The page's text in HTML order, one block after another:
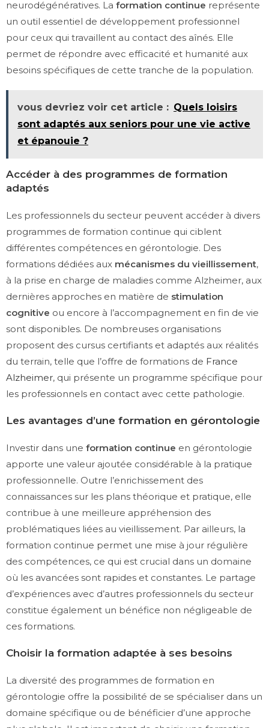
neurodégénératives. La formation continue représente
un outil essentiel de développement professionnel
pour ceux qui travaillent au contact des aînés. Elle
permet de répondre avec efficacité et humanité aux
besoins spécifiques de cette tranche de la population.
vous devriez voir cet article : Quels loisirs
sont adaptés aux seniors pour une vie active
et épanouie ?
Accéder à des programmes de formation
adaptés
Les professionnels du secteur peuvent accéder à divers
programmes de formation continue qui ciblent
différentes compétences en gérontologie. Des
formations dédiées aux mécanismes du vieillissement,
à la prise en charge de maladies comme Alzheimer, aux
dernières approches en matière de stimulation
cognitive ou encore à l’accompagnement en fin de vie
sont disponibles. De nombreuses organisations
proposent des cursus certifiants et adaptés aux réalités
du terrain, telle que l’offre de formations de France
Alzheimer, qui présente un programme spécifique pour
les professionnels en contact avec cette pathologie.
Les avantages d’une formation en gérontologie
Investir dans une formation continue en gérontologie
apporte une valeur ajoutée considérable à la pratique
professionnelle. Outre l’enrichissement des
connaissances sur les plans théorique et pratique, elle
contribue à une meilleure appréhension des
problématiques liées au vieillissement. Par ailleurs, la
formation continue permet une mise à jour régulière
des compétences, ce qui est crucial dans un domaine
où les avancées sont rapides et constantes. Le partage
d’expériences avec d’autres professionnels du secteur
constitue également un bénéfice non négligeable de
ces formations.
Choisir la formation adaptée à ses besoins
La diversité des programmes de formation en
gérontologie offre la possibilité de se spécialiser dans un
domaine spécifique ou de bénéficier d’une approche